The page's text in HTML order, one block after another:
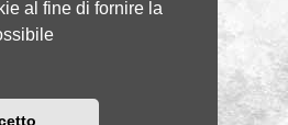
al fine di fornire la